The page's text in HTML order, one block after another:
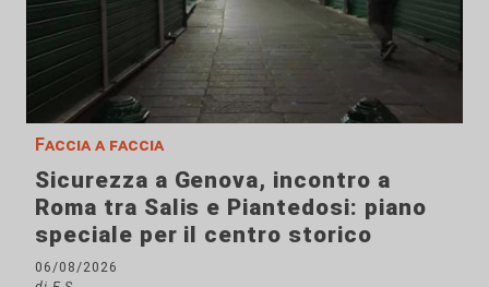
Faccia a faccia
Sicurezza a Genova, incontro a
Roma tra Salis e Piantedosi: piano
speciale per il centro storico
06/08/2026